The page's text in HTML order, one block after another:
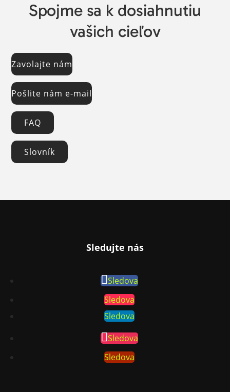
Spojme sa k dosiahnutiu
vašich cieľov
Zavolajte nám
Pošlite nám e-mail
FAQ
Slovník
Sledujte nás
Sledova
Sledova
Sledova
Sledova
Sledova